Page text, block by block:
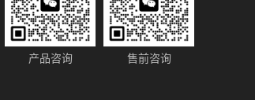
产品咨询 售前咨询